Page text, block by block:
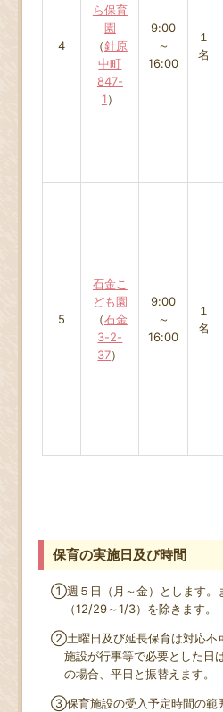
4
ら保育
園
（針原
中町
847-
1）
9:00
～
16:00
１
名
5
石金こ
ども園
（石金
3-2-
37）
9:00
～
16:00
１
名
保育の実施日及び時間
①週５日（月～金）とします。
（12/29～1/3）を除きます。
②土曜日及び延長保育は対応不
施設が行事等で必要とした日
の場合、平日と振替えます。
③保育施設の受入予定時間の範